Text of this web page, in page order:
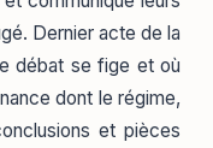
Dernier acte de la
débat se fige et où
dont le régime,
et pièces